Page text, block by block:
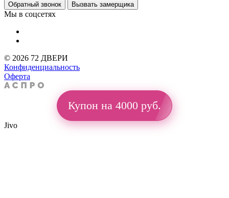
Обратный звонок Вызвать замерщика
Мы в соцсетях
© 2026 72 ДВЕРИ
Конфиденциальность
Оферта
Купон на 4000 руб.
Jivo